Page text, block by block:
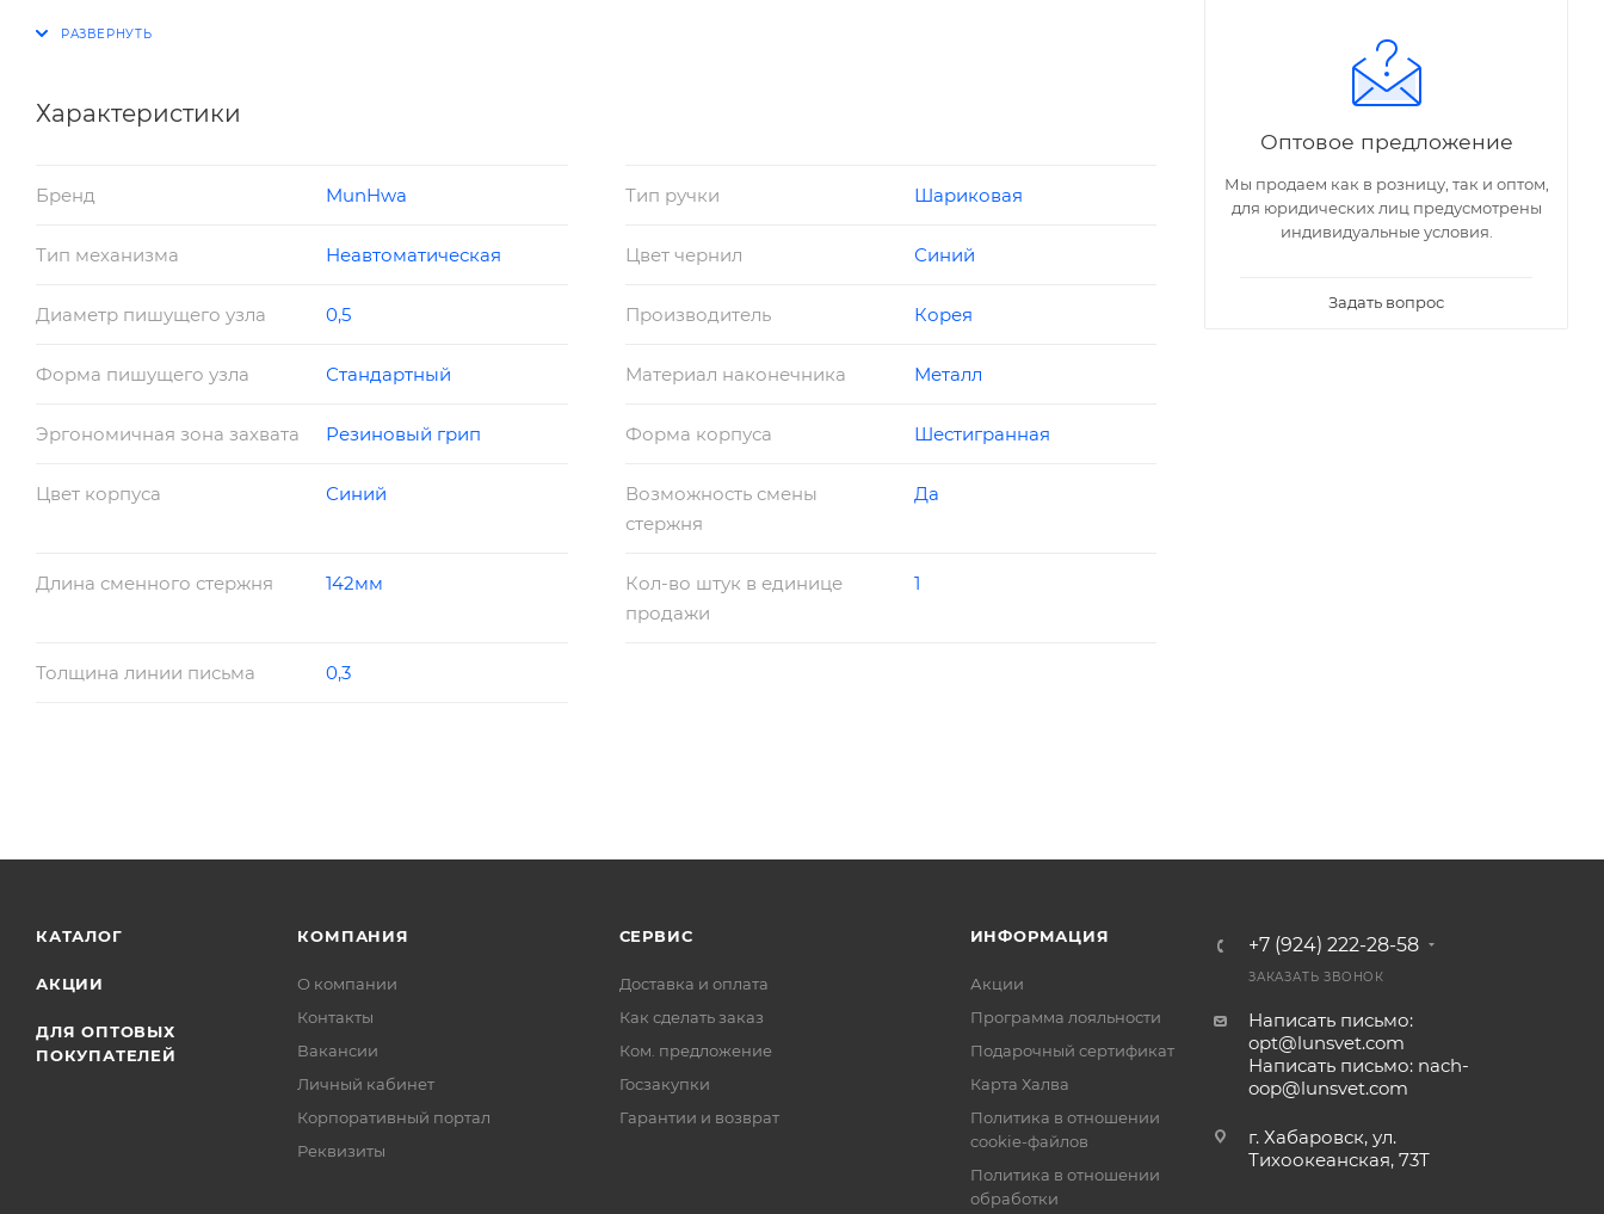
Характеристики
Бренд MunHwa Тип ручки Шариковая
Тип механизма Неавтоматическая Цвет чернил Синий
Диаметр пишущего узла 0,5 Производитель Корея
Форма пишущего узла Стандартный Материал наконечника Металл
Эргономичная зона захвата Резиновый грип Форма корпуса Шестигранная
Цвет корпуса Синий
Возможность смены
стержня
Да
Длина сменного стержня 142мм
Кол-во штук в единице
продажи
1
Толщина линии письма 0,3
Оптовое предложение
Мы продаем как в розницу, так и оптом,
для юридических лиц предусмотрены
индивидуальные условия.
Задать вопрос
КАТАЛОГ
АКЦИИ
ДЛЯ ОПТОВЫХ
ПОКУПАТЕЛЕЙ
КОМПАНИЯ
О компании
Контакты
Вакансии
Личный кабинет
Корпоративный портал
Реквизиты
СЕРВИС
Доставка и оплата
Как сделать заказ
Ком. предложение
Госзакупки
Гарантии и возврат
ИНФОРМАЦИЯ
Акции
Программа лояльности
Подарочный сертификат
Карта Халва
Политика в отношении
cookie-файлов
Политика в отношении
обработки
+7 (924) 222-28-58
ЗАКАЗАТЬ ЗВОНОК
Написать письмо:
opt@lunsvet.com
Написать письмо: nach-
oop@lunsvet.com
г. Хабаровск, ул.
Тихоокеанская, 73Т